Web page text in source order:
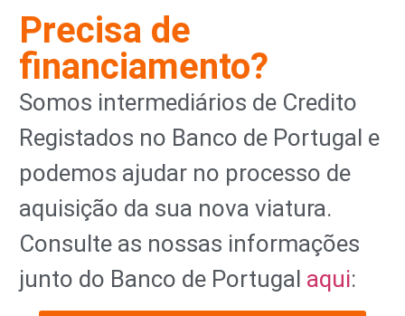
Precisa de
financiamento?
Somos intermediários de Credito
Registados no Banco de Portugal e
podemos ajudar no processo de
aquisição da sua nova viatura.
Consulte as nossas informações
junto do Banco de Portugal aqui: